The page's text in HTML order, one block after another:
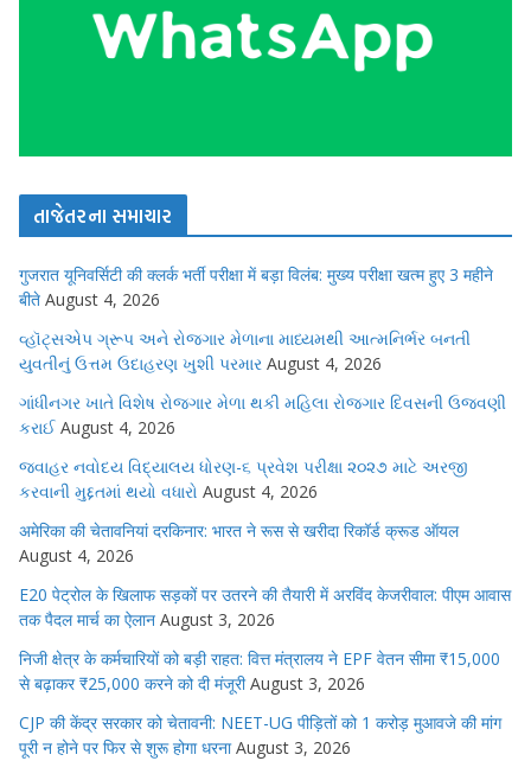
તાજેતરના સમાચાર
गुजरात यूनिवर्सिटी की क्लर्क भर्ती परीक्षा में बड़ा विलंब: मुख्य परीक्षा खत्म हुए 3 महीने
बीते August 4, 2026
વ્હૉટ્સએપ ગ્રૂપ અને રોજગાર મેળાના માધ્યમથી આત્મનિર્ભર બનતી
યુવતીનું ઉત્તમ ઉદાહરણ ખુશી પરમાર August 4, 2026
ગાંધીનગર ખાતે વિશેષ રોજગાર મેળા થકી મહિલા રોજગાર દિવસની ઉજવણી
કરાઈ August 4, 2026
જવાહર નવોદય વિદ્યાલય ધોરણ-૬ પ્રવેશ પરીક્ષા ૨૦૨૭ માટે અરજી
કરવાની મુદ્દતમાં થયો વધારો August 4, 2026
अमेरिका की चेतावनियां दरकिनार: भारत ने रूस से खरीदा रिकॉर्ड क्रूड ऑयल
August 4, 2026
E20 पेट्रोल के खिलाफ सड़कों पर उतरने की तैयारी में अरविंद केजरीवाल: पीएम आवास
तक पैदल मार्च का ऐलान August 3, 2026
निजी क्षेत्र के कर्मचारियों को बड़ी राहत: वित्त मंत्रालय ने EPF वेतन सीमा ₹15,000
से बढ़ाकर ₹25,000 करने को दी मंजूरी August 3, 2026
CJP की केंद्र सरकार को चेतावनी: NEET-UG पीड़ितों को 1 करोड़ मुआवजे की मांग
पूरी न होने पर फिर से शुरू होगा धरना August 3, 2026